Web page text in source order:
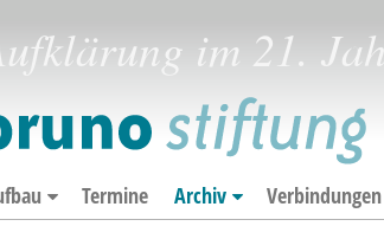
im 21.
Termine Archiv Verbindungen